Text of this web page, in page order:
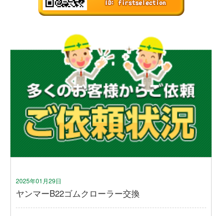
2025年01月29日
ヤンマーB22ゴムクローラー交換